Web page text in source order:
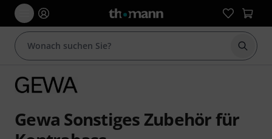
Suche
Gewa Sonstiges Zubehör für